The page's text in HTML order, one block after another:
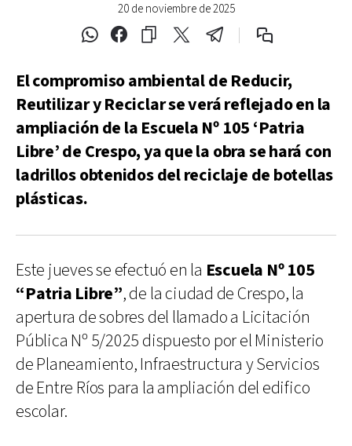
20 de noviembre de 2025
El compromiso ambiental de Reducir,
Reutilizar y Reciclar se verá reflejado en la
ampliación de la Escuela Nº 105 ‘Patria
Libre’ de Crespo, ya que la obra se hará con
ladrillos obtenidos del reciclaje de botellas
plásticas.
Este jueves se efectuó en la Escuela Nº 105
“Patria Libre”, de la ciudad de Crespo, la
apertura de sobres del llamado a Licitación
Pública Nº 5/2025 dispuesto por el Ministerio
de Planeamiento, Infraestructura y Servicios
de Entre Ríos para la ampliación del edifico
escolar.